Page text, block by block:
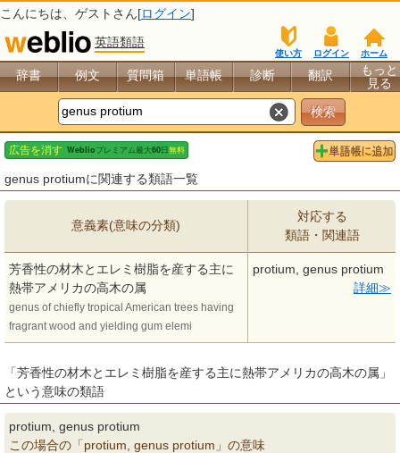
こんにちは、 ゲスト さん[ログイン]
英語類語
ホーム
ログイン
使い方
辞書 例文 質問箱 単語帳 診断 翻訳
もっと
見る
genus protiumに関連する類語一覧
意義素(意味の分類)
対応する
類語・関連語
芳香性の材木とエレミ樹脂を産する主に
熱帯アメリカの高木の属
genus of chiefly tropical American trees having
fragrant wood and yielding gum elemi
protium, genus protium
詳細
「芳香性の材木とエレミ樹脂を産する主に熱帯アメリカの高木の属」
という意味の類語
protium, genus protium
この場合の「protium, genus protium」の意味